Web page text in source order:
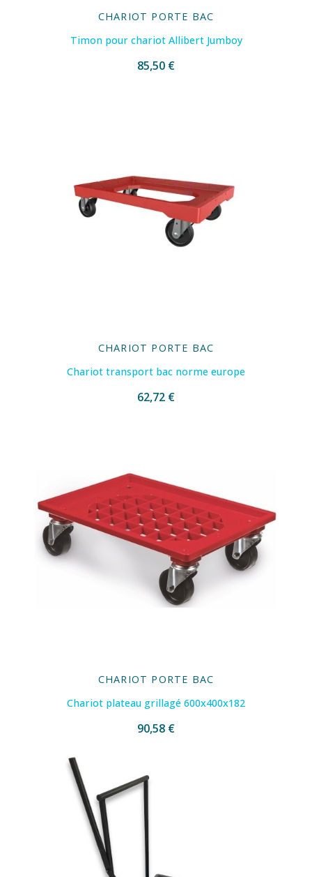
CHARIOT PORTE BAC
Timon pour chariot Allibert Jumboy
85,50 €
CHARIOT PORTE BAC
Chariot transport bac norme europe
62,72 €
CHARIOT PORTE BAC
Chariot plateau grillagé 600x400x182
90,58 €